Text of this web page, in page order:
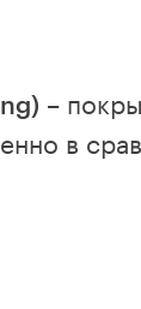
–
в